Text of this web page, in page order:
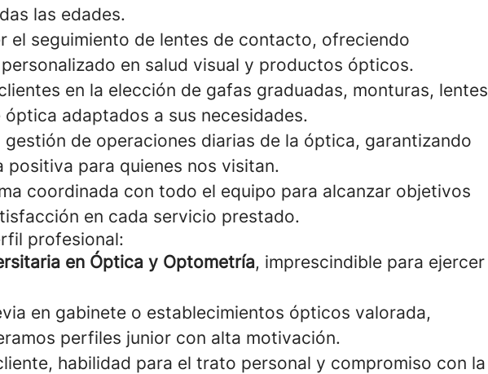
las edades.
el seguimiento de lentes de contacto, ofreciendo
en salud visual y productos ópticos.
en la elección de gafas graduadas, monturas, lentes
adaptados a sus necesidades.
gestión de operaciones diarias de la óptica, garantizando
positiva para quienes nos visitan.
coordinada con todo el equipo para alcanzar objetivos
en cada servicio prestado.
profesional:
en Óptica y Optometría, imprescindible para ejercer
en gabinete o establecimientos ópticos valorada,
perfiles junior con alta motivación.
habilidad para el trato personal y compromiso con la